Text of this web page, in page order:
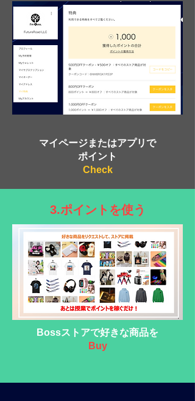
マイページまたはアプリで
ポイント
Check
3.ポイントを使う
​Bossストアで好きな商品を
Buy